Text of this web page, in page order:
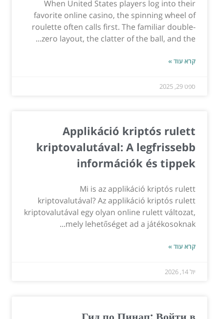
When United States players log into their
favorite online casino, the spinning wheel of
roulette often calls first. The familiar double-
zero layout, the clatter of the ball, and the...
קרא עוד »
ספט 29, 2025
Applikáció kriptós rulett
kriptovalutával: A legfrissebb
információk és tippek
Mi is az applikáció kriptós rulett
kriptovalutával? Az applikáció kriptós rulett
kriptovalutával egy olyan online rulett változat,
mely lehetőséget ad a játékosoknak...
קרא עוד »
יול 14, 2026
Гид по Пинап: Войти в